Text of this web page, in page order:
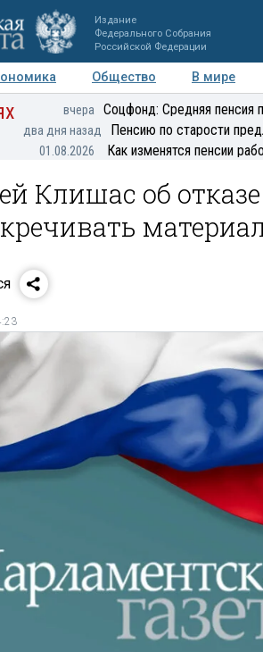
Издание
Федерального Собрания
Российской Федерации
Общество В мире
Мнения Регионы
вчера Соцфонд: Средняя пенсия
два дня назад Пенсию по старости
01.08.2026 Как изменятся пенсии
Клишас об